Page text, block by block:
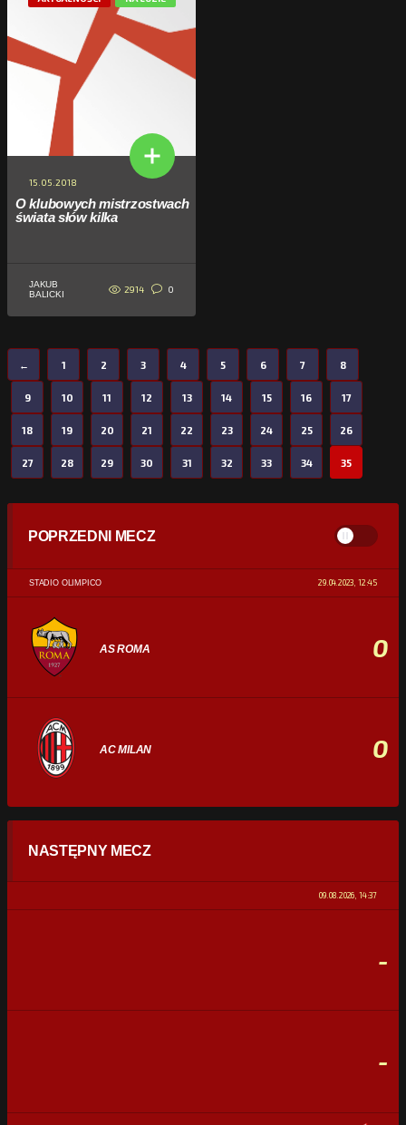
15.05.2018
O klubowych mistrzostwach
świata słów kilka
JAKUB
BALICKI
2914 0
← 1 2 3 4 5 6 7 8
9 10 11 12 13 14 15 16 17
18 19 20 21 22 23 24 25 26
27 28 29 30 31 32 33 34 35
POPRZEDNI MECZ
STADIO OLIMPICO 29.04.2023, 12:45
AS ROMA 0
AC MILAN 0
STATYSTYKI
0% 100%
NASTĘPNY MECZ
09.08.2026, 14:37
-
-